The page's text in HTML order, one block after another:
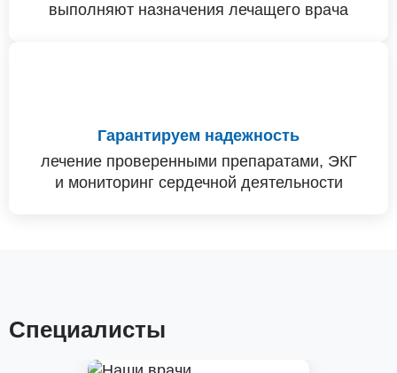
выполняют назначения лечащего врача
Гарантируем надежность
лечение проверенными препаратами, ЭКГ
и мониторинг сердечной деятельности
Специалисты